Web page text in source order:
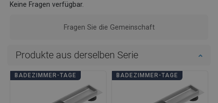
Keine Fragen verfügbar.
Fragen Sie die Gemeinschaft
Produkte aus derselben Serie
BADEZIMMER-TAGE BADEZIMMER-TAGE